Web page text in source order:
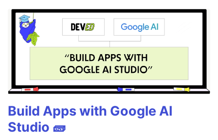
Build Apps with Google AI
Studio 🧱